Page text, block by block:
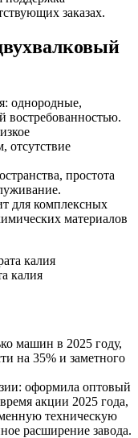
заказах.
однородные,
востребованностью.
отсутствие
простота
для комплексных
материалов
калия
машин в 2025 году,
на 35% и заметного
оформила оптовый
акции 2025 года,
техническую
расширение завода.